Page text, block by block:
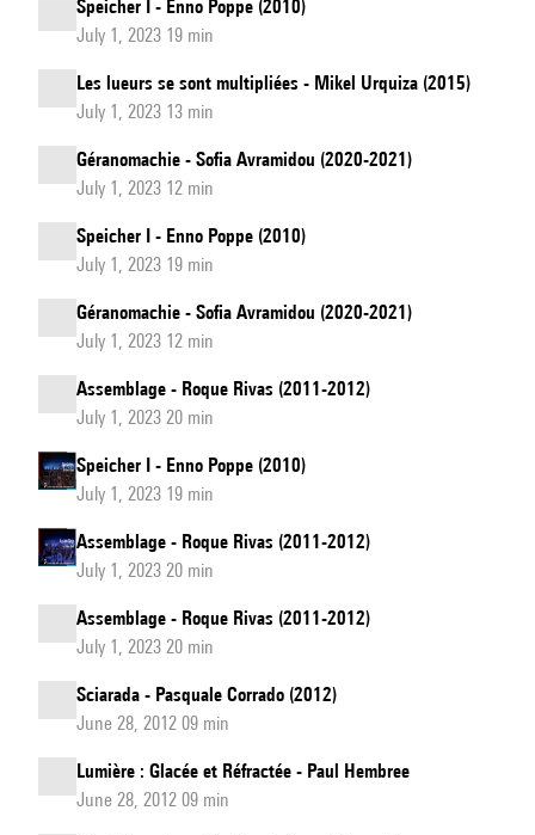
Speicher I - Enno Poppe (2010)
July 1, 2023 19 min
Les lueurs se sont multipliées - Mikel Urquiza (2015)
July 1, 2023 13 min
Géranomachie - Sofia Avramidou (2020-2021)
July 1, 2023 12 min
Speicher I - Enno Poppe (2010)
July 1, 2023 19 min
Géranomachie - Sofia Avramidou (2020-2021)
July 1, 2023 12 min
Assemblage - Roque Rivas (2011-2012)
July 1, 2023 20 min
Speicher I - Enno Poppe (2010)
July 1, 2023 19 min
Assemblage - Roque Rivas (2011-2012)
July 1, 2023 20 min
Assemblage - Roque Rivas (2011-2012)
July 1, 2023 20 min
Sciarada - Pasquale Corrado (2012)
June 28, 2012 09 min
Lumière : Glacée et Réfractée - Paul Hembree
June 28, 2012 09 min